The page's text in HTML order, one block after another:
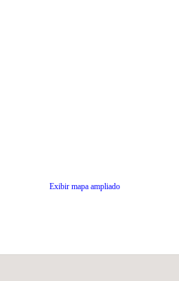
Exibir mapa ampliado